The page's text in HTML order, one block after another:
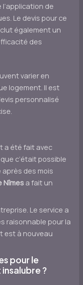
de
Le devis pour ce
également un
des
varier en
logement. Il est
personnalisé
a été fait avec
c’était possible
des mois
Nîmes a fait un
Le service a
raisonnable pour la
est à nouveau
pour le
?